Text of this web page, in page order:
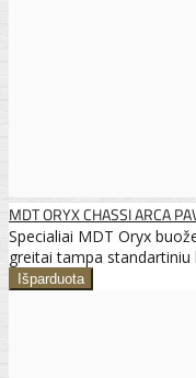
MDT ORYX CHASSI ARCA
Specialiai MDT Oryx
greitai tampa standartiniu